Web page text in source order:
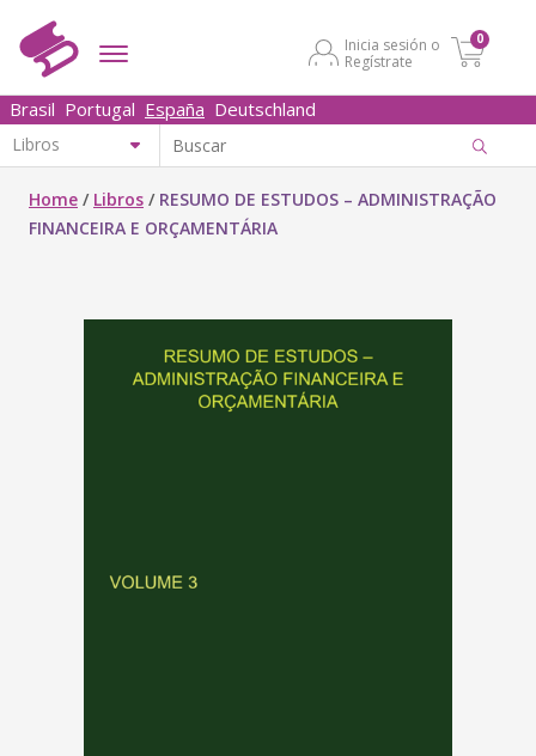
Inicia sesión o
Regístrate
0
Brasil Portugal España Deutschland
Home / Libros / RESUMO DE ESTUDOS – ADMINISTRAÇÃO
FINANCEIRA E ORÇAMENTÁRIA